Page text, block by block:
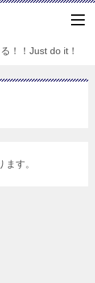
！！Just do it！
す。